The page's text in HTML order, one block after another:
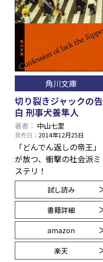
角川文庫
切り裂きジャックの告
白 刑事犬養隼人
著者 中山七里
発売日 2014年12月25日
「どんでん返しの帝王」
が放つ、衝撃の社会派ミ
ステリ！
試し読み
書籍詳細
amazon
楽天